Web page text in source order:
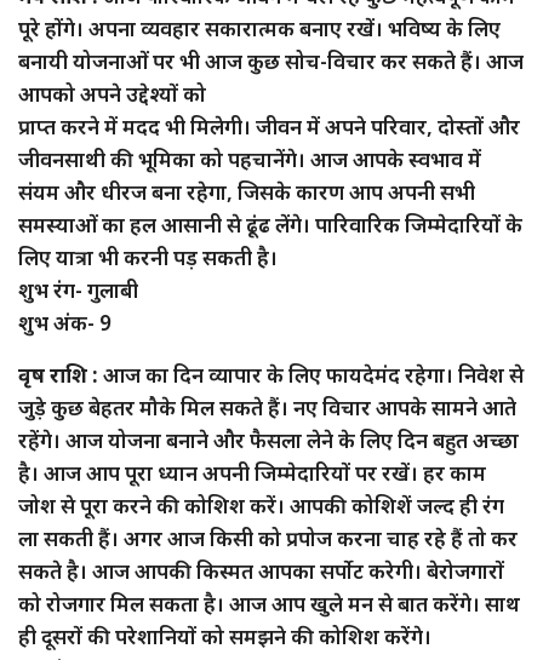
पूरे होंगे। अपना व्यवहार सकारात्मक बनाए रखें। भविष्य के लिए
बनायी योजनाओं पर भी आज कुछ सोच-विचार कर सकते हैं। आज
आपको अपने उद्देश्यों को
प्राप्त करने में मदद भी मिलेगी। जीवन में अपने परिवार, दोस्तों और
जीवनसाथी की भूमिका को पहचानेंगे। आज आपके स्वभाव में
संयम और धीरज बना रहेगा, जिसके कारण आप अपनी सभी
समस्याओं का हल आसानी से ढूंढ लेंगे। पारिवारिक जिम्मेदारियों के
लिए यात्रा भी करनी पड़ सकती है।
शुभ रंग- गुलाबी
शुभ अंक- 9
वृष राशि : आज का दिन व्यापार के लिए फायदेमंद रहेगा। निवेश से
जुड़े कुछ बेहतर मौके मिल सकते हैं। नए विचार आपके सामने आते
रहेंगे। आज योजना बनाने और फैसला लेने के लिए दिन बहुत अच्छा
है। आज आप पूरा ध्यान अपनी जिम्मेदारियों पर रखें। हर काम
जोश से पूरा करने की कोशिश करें। आपकी कोशिशें जल्द ही रंग
ला सकती हैं। अगर आज किसी को प्रपोज करना चाह रहे हैं तो कर
सकते है। आज आपकी किस्मत आपका सर्पोट करेगी। बेरोजगारों
को रोजगार मिल सकता है। आज आप खुले मन से बात करेंगे। साथ
ही दूसरों की परेशानियों को समझने की कोशिश करेंगे।